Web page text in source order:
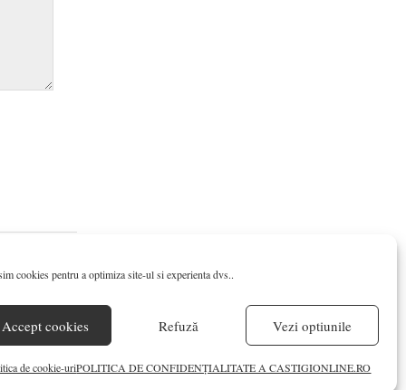
cookies pentru a optimiza site-ul si experienta dvs..
Accept cookies Refuză Vezi optiunile
de cookie-uriPOLITICA DE CONFIDENŢIALITATE A CASTIGIONLINE.RO
uri
 